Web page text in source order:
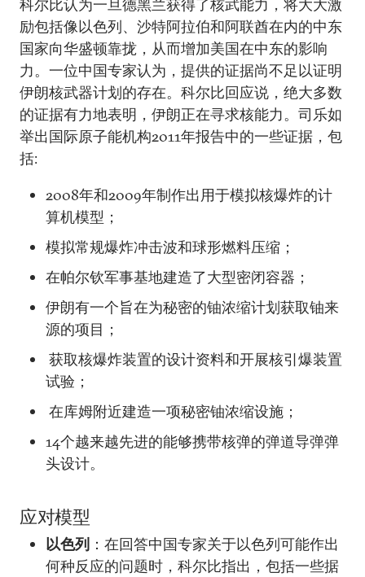
科尔比认为一旦德黑兰获得了核武能力，将大大激
励包括像以色列、沙特阿拉伯和阿联酋在内的中东
国家向华盛顿靠拢，从而增加美国在中东的影响
力。一位中国专家认为，提供的证据尚不足以证明
伊朗核武器计划的存在。科尔比回应说，绝大多数
的证据有力地表明，伊朗正在寻求核能力。司乐如
举出国际原子能机构2011年报告中的一些证据，包
括:
2008年和2009年制作出用于模拟核爆炸的计
算机模型；
模拟常规爆炸冲击波和球形燃料压缩；
在帕尔钦军事基地建造了大型密闭容器；
伊朗有一个旨在为秘密的铀浓缩计划获取铀来
源的项目；
获取核爆炸装置的设计资料和开展核引爆装置
试验；
在库姆附近建造一项秘密铀浓缩设施；
14个越来越先进的能够携带核弹的弹道导弹弹
头设计。
应对模型
以色列 ：在回答中国专家关于以色列可能作出
何种反应的问题时，科尔比指出，包括一些据